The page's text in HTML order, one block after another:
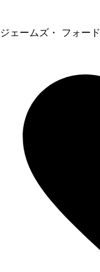
ジェームズ・ フォード